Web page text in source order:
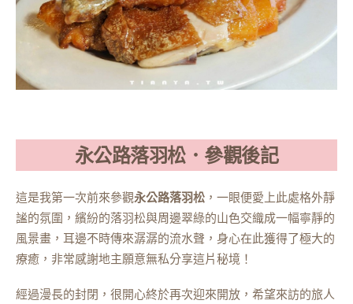
永公路落羽松．參觀後記
這是我第一次前來參觀永公路落羽松 ，一眼便愛上此處格外靜
謐的氛圍，繽紛的落羽松與周邊翠綠的山色交織成一幅寧靜的
風景畫，耳邊不時傳來潺潺的流水聲，身心在此獲得了極大的
療癒，非常感謝地主願意無私分享這片秘境！
經過漫長的封閉，很開心終於再次迎來開放，希望來訪的旅人